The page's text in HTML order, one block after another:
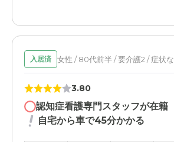
ら、開放感を感じ、印象は良好であった
職員・スタッフ・他入居者の雰囲気につ
見学した際は担当のケアマネージャーと
が、話し方も丁寧で、親切さを感じた。
については不明。
入居済 女性 / 80代前半 / 要介護2 / 症状
3.80
認知症看護専門スタッフが在籍
自宅から車で45分かかる